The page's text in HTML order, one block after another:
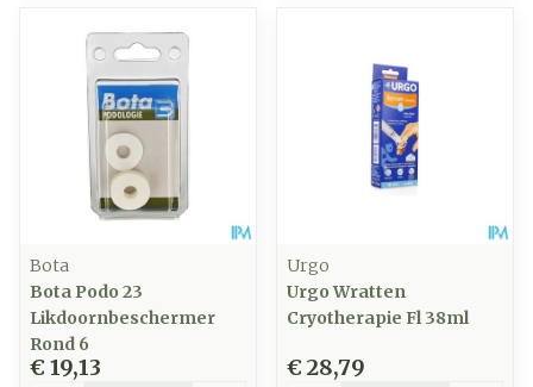
Bota
Bota Podo 23
Likdoornbeschermer
Rond 6
€ 19,13
Urgo
Urgo Wratten
Cryotherapie Fl 38ml
€ 28,79